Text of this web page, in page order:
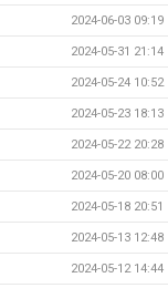
2024-06-03 09:19
2024-05-31 21:14
2024-05-24 10:52
2024-05-23 18:13
2024-05-22 20:28
2024-05-20 08:00
2024-05-18 20:51
2024-05-13 12:48
2024-05-12 14:44